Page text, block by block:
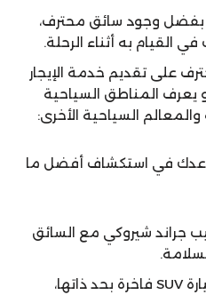
بفضل وجود سائق محترف،
القيام به أثناء الرحلة.
على تقديم خدمة الإيجار
يعرف المناطق السياحية
السياحية الأخرى:
في استكشاف أفضل ما
جراند شيروكي مع السائق
يعد جيب جراند شيروكي سيارة SUV فاخرة بحد ذاتها،